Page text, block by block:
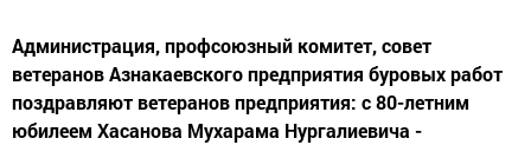
Администрация, профсоюзный комитет, совет
ветеранов Азнакаевского предприятия буровых работ
поздравляют ветеранов предприятия: с 80-летним
юбилеем Хасанова Мухарама Нургалиевича -